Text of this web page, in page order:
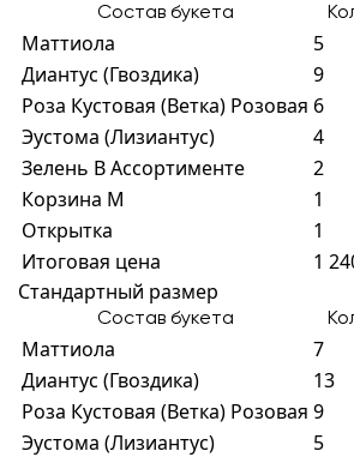
Состав букета
Маттиола
5
Диантус (Гвоздика)
9
Роза Кустовая (Ветка) Розовая 6
Эустома (Лизиантус)
4
Зелень В Ассортименте
2
Корзина M
1
Открытка
1
Итоговая цена
1
Стандартный размер
Состав букета
Маттиола
7
Диантус (Гвоздика)
13
Роза Кустовая (Ветка) Розовая 9
Эустома (Лизиантус)
5